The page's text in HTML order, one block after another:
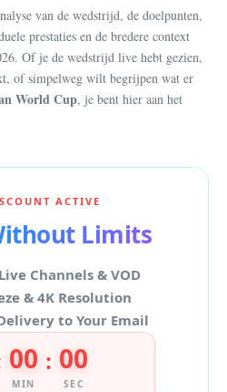
van de wedstrijd, de doelpunten,
prestaties en de bredere context
Of je de wedstrijd live hebt gezien,
of simpelweg wilt begrijpen wat er
World Cup, je bent hier aan het
ACTIVE
Limits
Channels & VOD
& 4K Resolution
to Your Email
00
MIN
: 00
SEC